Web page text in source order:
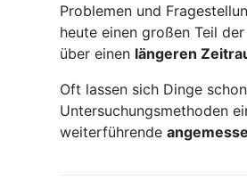
Problemen und
heute einen großen Teil
über einen längeren
Oft lassen sich Dinge
Untersuchungsmethoden
weiterführende